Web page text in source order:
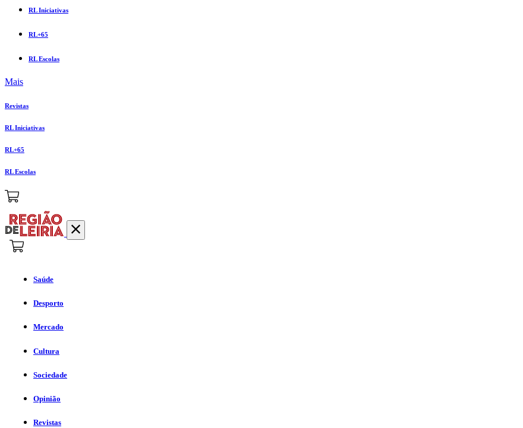
RL Iniciativas
RL+65
RL Escolas
Mais
Revistas
RL Iniciativas
RL+65
RL Escolas
Saúde
Desporto
Mercado
Cultura
Sociedade
Opinião
Revistas